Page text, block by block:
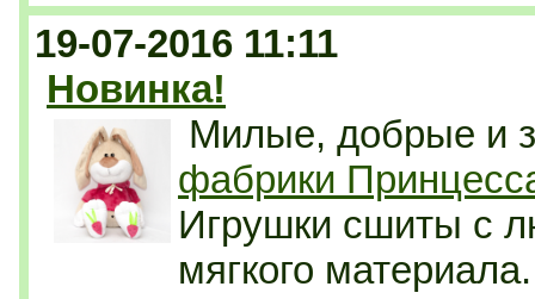
19-07-2016 11:11
Новинка!
Милые, добрые и
фабрики
Игрушки сшиты с
мягкого